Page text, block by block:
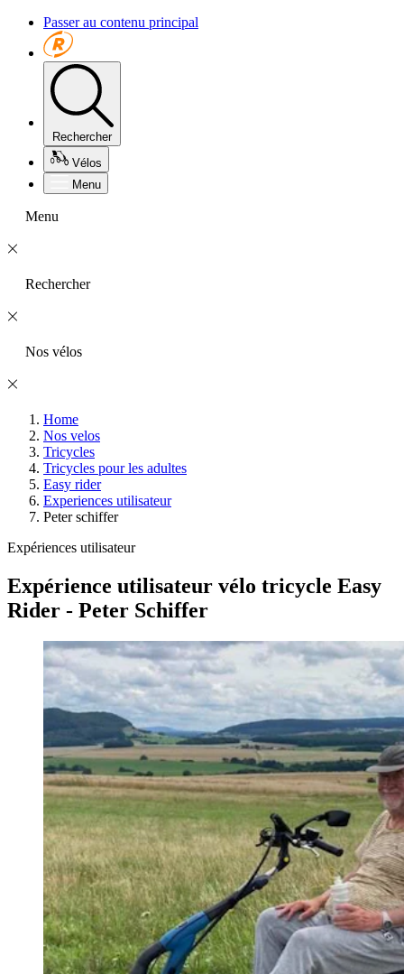
Passer au contenu principal
Rechercher
Vélos
Menu
Menu
Rechercher
Nos vélos
Home
Nos velos
Tricycles
Tricycles pour les adultes
Easy rider
Experiences utilisateur
Peter schiffer
Expériences utilisateur
Expérience utilisateur vélo tricycle Easy
Rider - Peter Schiffer